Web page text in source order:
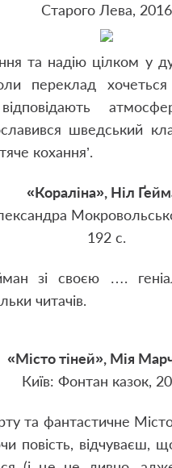
Старого Лева, 2016
та надію цілком у
переклад
шведський
кохання’.
«Кораліна», Ніл
192 с.
зі своєю ….
читачів.
«Місто тіней», Мія
Київ: Фонтан казок,
та фантастичне
повість, відчуваєш,